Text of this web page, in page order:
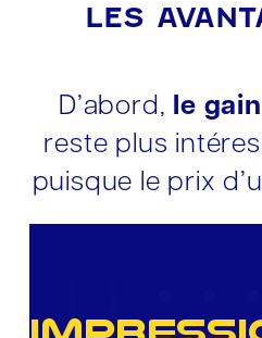
LES
D’abord, le
reste plus
puisque le prix